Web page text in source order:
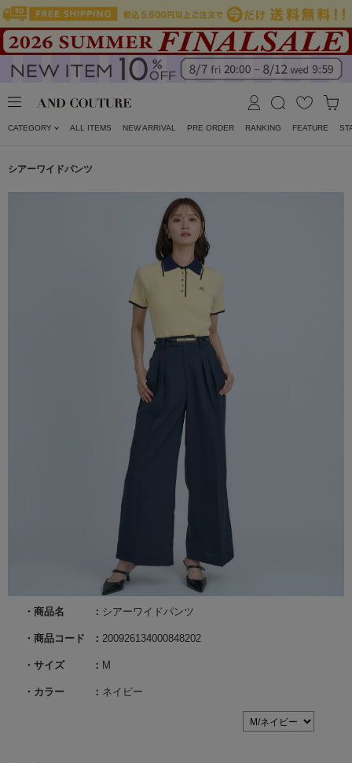
CATEGORY ALL ITEMS NEW ARRIVAL PRE ORDER RANKING FEATURE
シアーワイドパンツ
商品名 シアーワイドパンツ
商品コード 200926134000848202
サイズ M
カラー ネイビー